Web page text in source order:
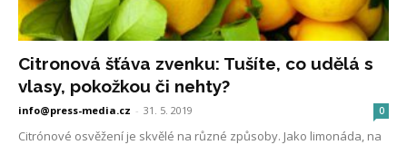
Citronová šťáva zvenku: Tušíte, co udělá s
vlasy, pokožkou či nehty?
info@press-media.cz - 31. 5. 2019 0
Citrónové osvěžení je skvělé na různé způsoby. Jako limonáda, na